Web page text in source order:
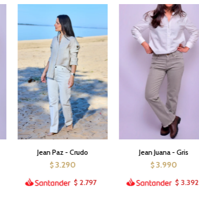
Jean Paz - Crudo
$ 3.290
$ 2.797
Jean Juana - Gris
$ 3.990
$ 3.392